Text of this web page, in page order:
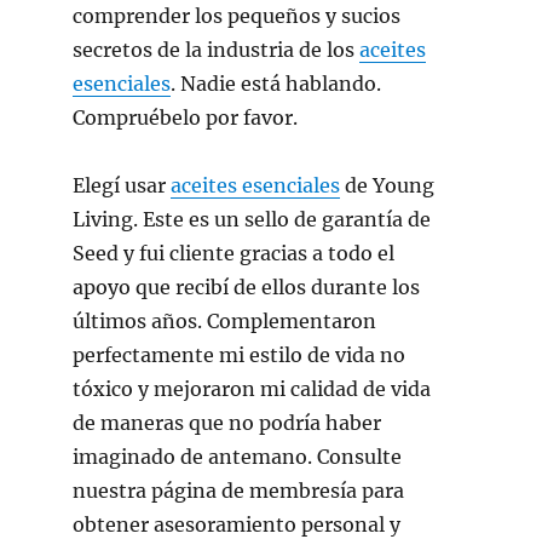
comprender los pequeños y sucios
secretos de la industria de los aceites
esenciales. Nadie está hablando.
Compruébelo por favor.
Elegí usar aceites esenciales de Young
Living. Este es un sello de garantía de
Seed y fui cliente gracias a todo el
apoyo que recibí de ellos durante los
últimos años. Complementaron
perfectamente mi estilo de vida no
tóxico y mejoraron mi calidad de vida
de maneras que no podría haber
imaginado de antemano. Consulte
nuestra página de membresía para
obtener asesoramiento personal y